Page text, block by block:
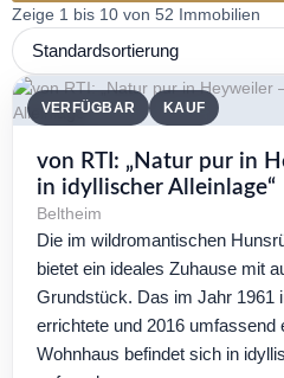
Zeige 1 bis 10 von 52 Immobilien
VERFÜGBAR KAUF
von RTI: „Natur pur in
in idyllischer Alleinlage“
Beltheim
Die im wildromantischen
bietet ein ideales Zuhause mit
Grundstück. Das im Jahr 1961
errichtete und 2016 umfassend
Wohnhaus befindet sich in